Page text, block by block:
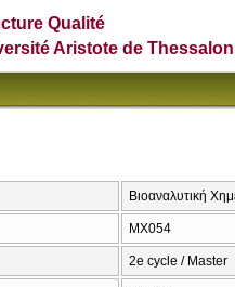
Qualité
Aristote de
Βιοαναλυτική
ΜΧ054
2e cycle / Master